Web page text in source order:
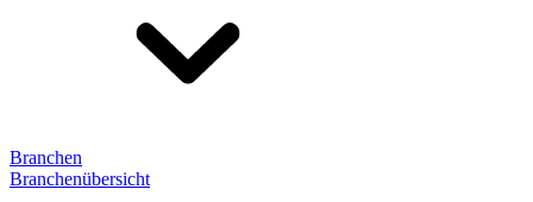
Branchen
Branchenübersicht